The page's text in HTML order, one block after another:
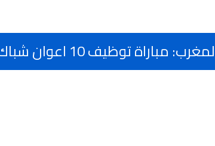
توظيف 10 اعوان شباك، آخر أجل 15 غشت 2025